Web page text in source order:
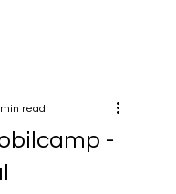
-
read